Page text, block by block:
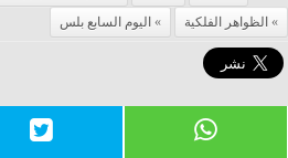
الظواهر الفلكية
اليوم السابع بلس